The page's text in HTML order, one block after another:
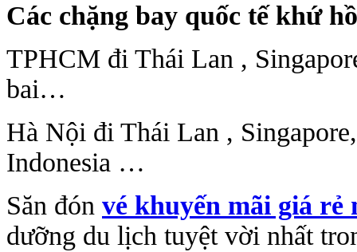
Các chặng bay quốc tế khứ
TPHCM đi Thái Lan ,
bai…
Hà Nội đi Thái Lan ,
Indonesia …
Săn đón vé khuyến mãi giá rẻ
dưỡng du lịch tuyệt vời nhất